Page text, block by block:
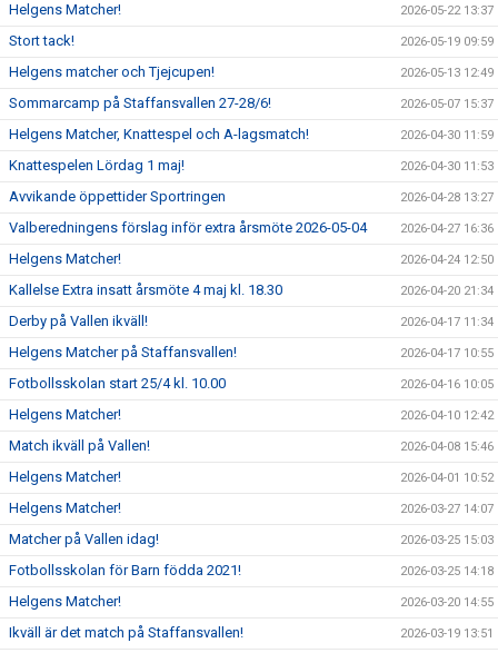
Helgens Matcher! 2026-05-22 13:37
Stort tack! 2026-05-19 09:59
Helgens matcher och Tjejcupen! 2026-05-13 12:49
Sommarcamp på Staffansvallen 27-28/6! 2026-05-07 15:37
Helgens Matcher, Knattespel och A-lagsmatch! 2026-04-30 11:59
Knattespelen Lördag 1 maj! 2026-04-30 11:53
Avvikande öppettider Sportringen 2026-04-28 13:27
Valberedningens förslag inför extra årsmöte 2026-05-04 2026-04-27 16:36
Helgens Matcher! 2026-04-24 12:50
Kallelse Extra insatt årsmöte 4 maj kl. 18.30 2026-04-20 21:34
Derby på Vallen ikväll! 2026-04-17 11:34
Helgens Matcher på Staffansvallen! 2026-04-17 10:55
Fotbollsskolan start 25/4 kl. 10.00 2026-04-16 10:05
Helgens Matcher! 2026-04-10 12:42
Match ikväll på Vallen! 2026-04-08 15:46
Helgens Matcher! 2026-04-01 10:52
Helgens Matcher! 2026-03-27 14:07
Matcher på Vallen idag! 2026-03-25 15:03
Fotbollsskolan för Barn födda 2021! 2026-03-25 14:18
Helgens Matcher! 2026-03-20 14:55
Ikväll är det match på Staffansvallen! 2026-03-19 13:51